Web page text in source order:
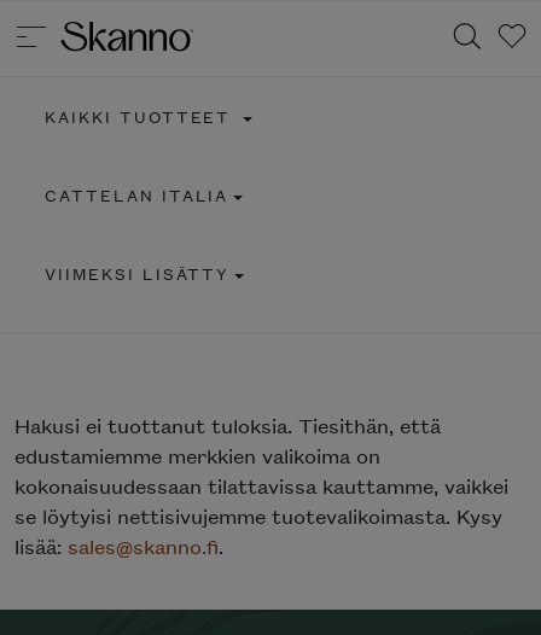
KAIKKI TUOTTEET
CATTELAN ITALIA
VIIMEKSI LISÄTTY
Hakusi ei tuottanut tuloksia. Tiesithän, että
edustamiemme merkkien valikoima on
kokonaisuudessaan tilattavissa kauttamme, vaikkei
se löytyisi nettisivujemme tuotevalikoimasta. Kysy
lisää: sales@skanno.fi.